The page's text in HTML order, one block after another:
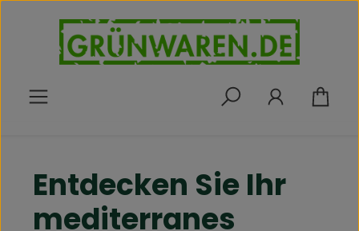
Zum Hauptinhalt springen
Entdecken Sie Ihr
mediterranes